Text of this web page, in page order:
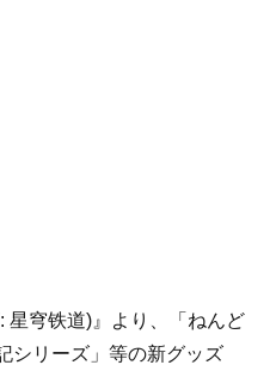
星穹铁道)』より、「ねんど
シリーズ」等の新グッズ